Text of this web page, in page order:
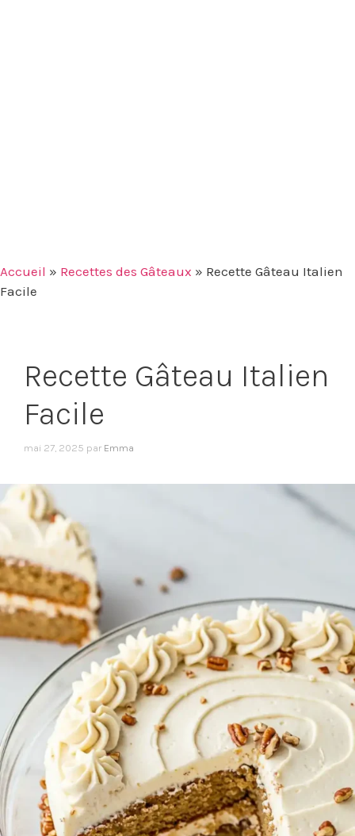
Accueil » Recettes des Gâteaux » Recette Gâteau Italien
Facile
Recette Gâteau Italien
Facile
mai 27, 2025 par Emma